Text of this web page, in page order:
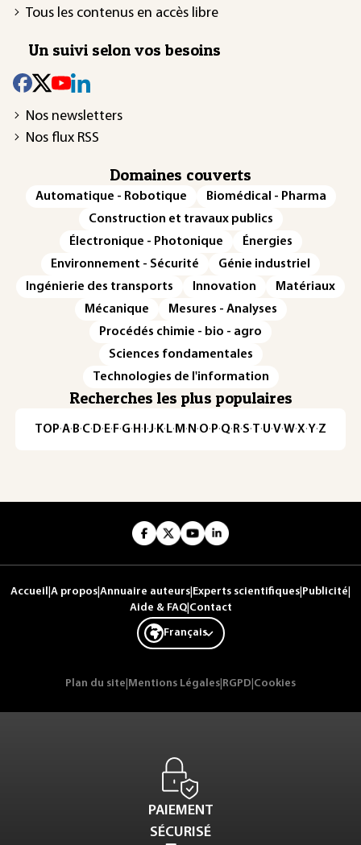
Tous les contenus en accès libre
Un suivi selon vos besoins
Nos newsletters
Nos flux RSS
Domaines couverts
Automatique - Robotique
Biomédical - Pharma
Construction et travaux publics
Électronique - Photonique
Énergies
Environnement - Sécurité
Génie industriel
Ingénierie des transports
Innovation
Matériaux
Mécanique
Mesures - Analyses
Procédés chimie - bio - agro
Sciences fondamentales
Technologies de l'information
Recherches les plus populaires
TOP·A·B·C· D· E· F·G· H · ·J· K· L· M · N ·O· P·Q· R·S·T·U·V·W·X·Y·Z
Accueil A propos Annuaire auteurs Experts scientifiques Publicité
Aide & FAQ| Contact
Français
Plan du site Mentions Légales RGPD Cookies
PAIEMENT
SÉCURISÉ